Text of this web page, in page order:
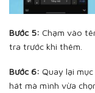
Bước 5: Chạm vào
tra trước khi thêm.
Bước 6: Quay lại
hát mà mình vừa